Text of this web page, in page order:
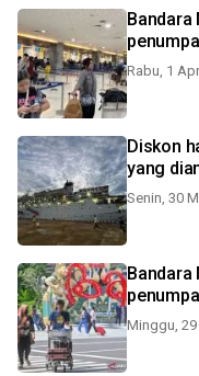
Bandara
Rabu, 1
Diskon
yang
Senin, 30
Bandara
Minggu, 29